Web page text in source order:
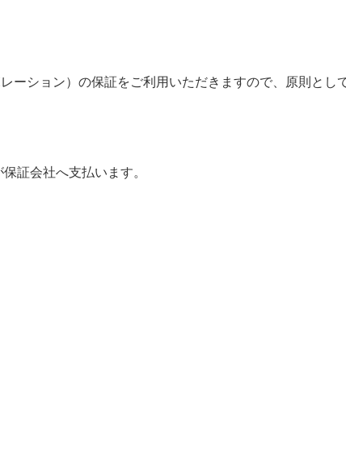
ション）の保証をご利用いただきますので、原則とし
証会社へ支払います。